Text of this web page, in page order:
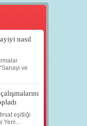
nasıl
ve
eşitliği
Yeni...